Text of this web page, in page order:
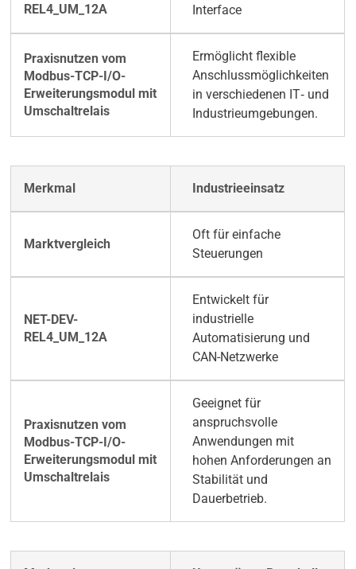
Interface
Ermöglicht flexible
Anschlussmöglichkeiten
in verschiedenen IT‑ und
Industrieumgebungen.
Industrieeinsatz
Oft für einfache
Steuerungen
Entwickelt für
industrielle
Automatisierung und
CAN-Netzwerke
Geeignet für
anspruchsvolle
Anwendungen mit
hohen Anforderungen an
Stabilität und
Dauerbetrieb.